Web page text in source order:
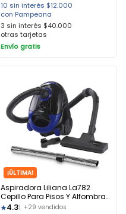
10 sin interés $12.000
con Pampeana
3 sin interés $40.000
otras tarjetas
Envío gratis
¡ÚLTIMA!
Aspiradora Liliana La782
Cepillo Para Pisos Y Alfombras
Color Negro
4.3 +29 vendidos